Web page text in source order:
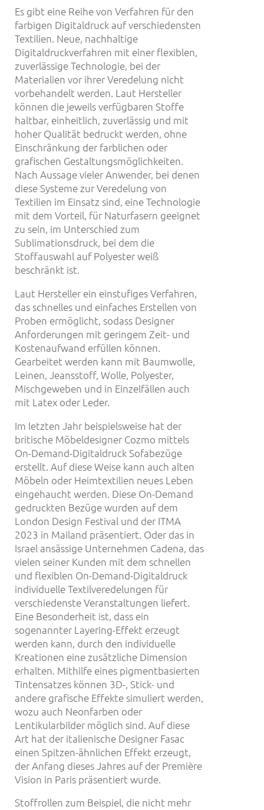
Es gibt eine Reihe von Verfahren für den
farbigen Digitaldruck auf verschiedensten
Textilien. Neue, nachhaltige
Digitaldruckverfahren mit einer flexiblen,
zuverlässige Technologie, bei der
Materialien vor ihrer Veredelung nicht
vorbehandelt werden. Laut Hersteller
können die jeweils verfügbaren Stoffe
haltbar, einheitlich, zuverlässig und mit
hoher Qualität bedruckt werden, ohne
Einschränkung der farblichen oder
grafischen Gestaltungsmöglichkeiten.
Nach Aussage vieler Anwender, bei denen
diese Systeme zur Veredelung von
Textilien im Einsatz sind, eine Technologie
mit dem Vorteil, für Naturfasern geeignet
zu sein, im Unterschied zum
Sublimationsdruck, bei dem die
Stoffauswahl auf Polyester weiß
beschränkt ist.
Laut Hersteller ein einstufiges Verfahren,
das schnelles und einfaches Erstellen von
Proben ermöglicht, sodass Designer
Anforderungen mit geringem Zeit- und
Kostenaufwand erfüllen können.
Gearbeitet werden kann mit Baumwolle,
Leinen, Jeansstoff, Wolle, Polyester,
Mischgeweben und in Einzelfällen auch
mit Latex oder Leder.
Im letzten Jahr beispielsweise hat der
britische Möbeldesigner Cozmo mittels
On-Demand-Digitaldruck Sofabezüge
erstellt. Auf diese Weise kann auch alten
Möbeln oder Heimtextilien neues Leben
eingehaucht werden. Diese On-Demand
gedruckten Bezüge wurden auf dem
London Design Festival und der ITMA
2023 in Mailand präsentiert. Oder das in
Israel ansässige Unternehmen Cadena, das
vielen seiner Kunden mit dem schnellen
und flexiblen On-Demand-Digitaldruck
individuelle Textilveredelungen für
verschiedenste Veranstaltungen liefert.
Eine Besonderheit ist, dass ein
sogenannter Layering-Effekt erzeugt
werden kann, durch den individuelle
Kreationen eine zusätzliche Dimension
erhalten. Mithilfe eines pigmentbasierten
Tintensatzes können 3D-, Stick- und
andere grafische Effekte simuliert werden,
wozu auch Neonfarben oder
Lentikularbilder möglich sind. Auf diese
Art hat der italienische Designer Fasac
einen Spitzen-ähnlichen Effekt erzeugt,
der Anfang dieses Jahres auf der Première
Vision in Paris präsentiert wurde.
Stoffrollen zum Beispiel, die nicht mehr